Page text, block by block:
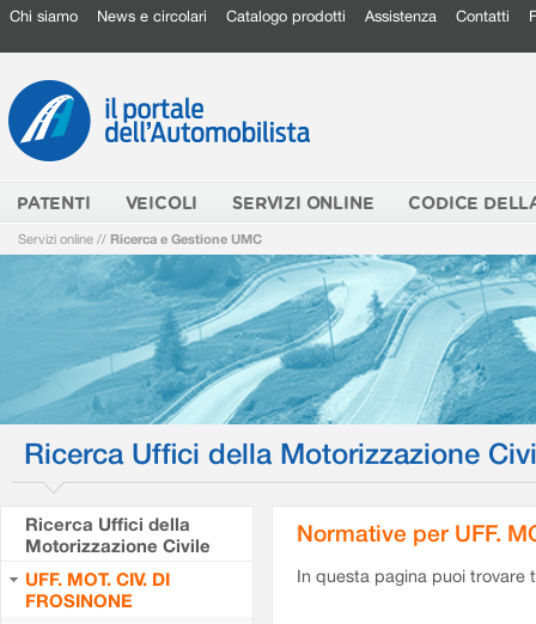
Chi siamo News e circolari Catalogo prodotti Assistenza Contatti
PATENTI VEICOLI SERVIZI ONLINE CODICE
Servizi online // Ricerca e Gestione UMC
Ricerca Uffici della Motorizzazione
Ricerca Uffici della
Motorizzazione Civile
UFF. MOT. CIV. DI
FROSINONE
Normative per UFF.
In questa pagina puoi